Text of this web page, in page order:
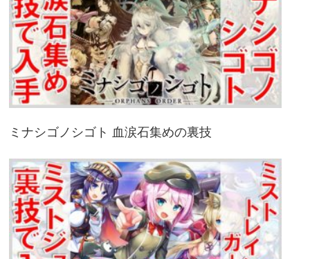
ミナシゴノシゴト 血涙石集めの裏技